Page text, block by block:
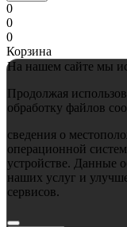
0
0
0
Корзина
На нашем сайте мы
Продолжая
обработку файлов
сведения о
операционной
устройстве. Данные
наших услуг и
сервисов.